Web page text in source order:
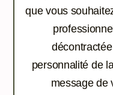
que vous
personnalité de
message de